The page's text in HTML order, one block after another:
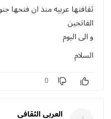
ثقافتها عربيه منذ ان فتحها
الفاتحين
و الى اليوم
السلام
0
العربى الثقافى